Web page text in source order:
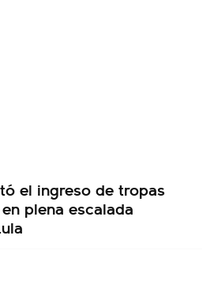
el ingreso de tropas
plena escalada